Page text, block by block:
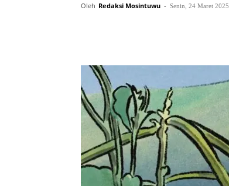
Oleh Redaksi Mosintuwu - Senin, 24 Maret 2025